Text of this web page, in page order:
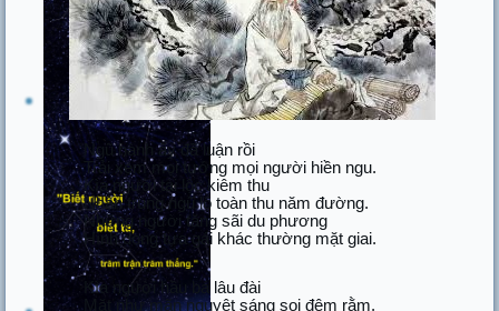
Ngũ hành ấy đã luận rồi
Trải xem mọi tướng mọi người hiền ngu.
Kìa người tài lộc kiêm thu
Nhân trung ngũ lộ toàn thu năm đường.
Những người tăng sãi du phương
Hình dong tựa gái khác thường mặt giai.
Kìa người hầu bá lâu đài
Mặt như mãn nguyệt sáng soi đêm rằm.